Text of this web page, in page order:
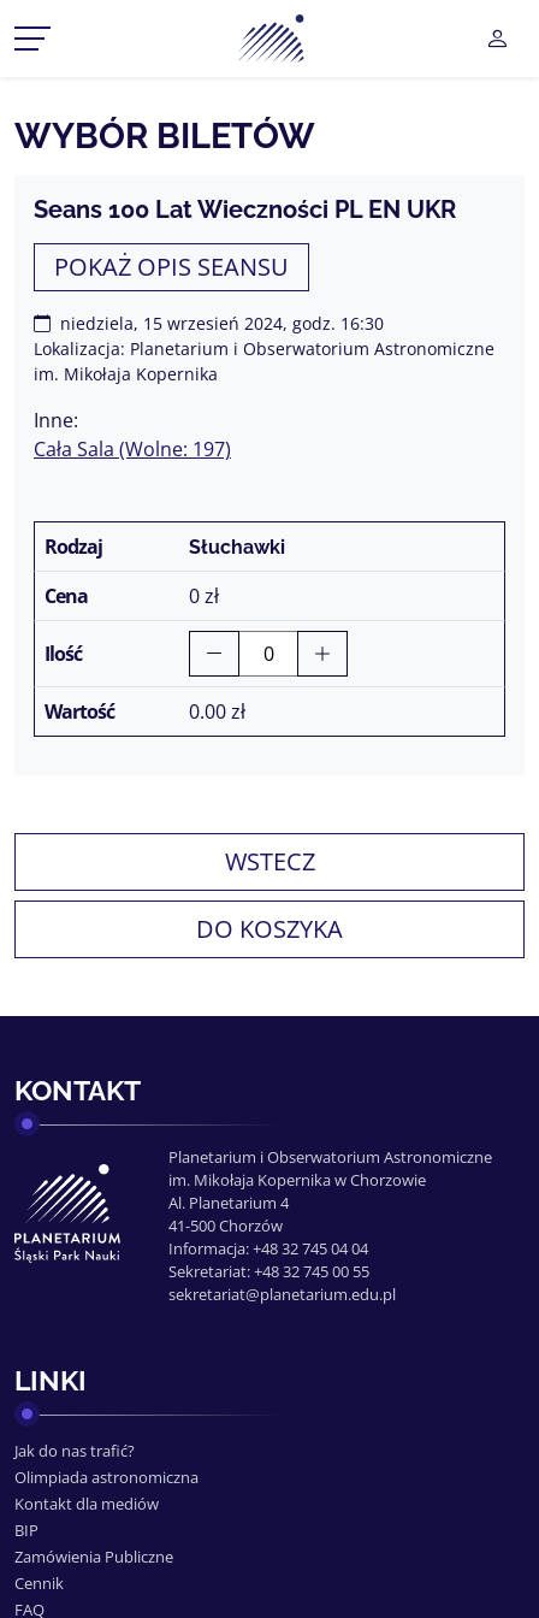
Planetarium Śląski Park
MENU ROZWIJANE
MENU ROZWIJANE
MENU ROZWIJANE
MENU ROZWIJANE
WYBÓR BILETÓW
Seans 100 Lat Wieczności PL EN UKR
POKAŻ OPIS SEANSU
niedziela, 15 wrzesień 2024, godz. 16:30
Lokalizacja: Planetarium i Obserwatorium Astronomiczne
im. Mikołaja Kopernika
Inne:
Cała Sala (Wolne: 197)
Słuchawki
0 zł
0.00zł
WSTECZ
DO KOSZYKA
KONTAKT
Planetarium i Obserwatorium Astronomiczne
im. Mikołaja Kopernika w Chorzowie
Al. Planetarium 4
41-500 Chorzów
Informacja: +48 32 745 04 04
Sekretariat: +48 32 745 00 55
sekretariat@planetarium.edu.pl
LINKI
Jak do nas trafić?
Olimpiada astronomiczna
Kontakt dla mediów
BIP
Zamówienia Publiczne
Cennik
FAQ